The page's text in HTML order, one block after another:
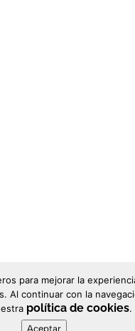
para mejorar la
Al continuar con la
política de cookies.
Aceptar